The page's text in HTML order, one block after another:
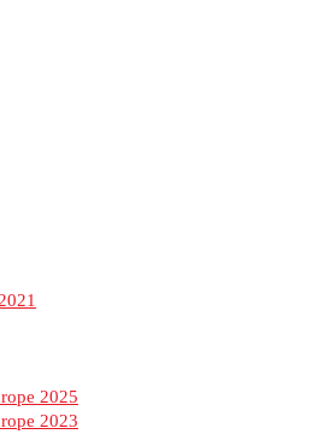
2025
2023